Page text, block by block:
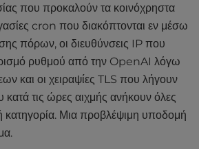
που προκαλούν τα κοινόχρηστα
cron που διακόπτονται εν μέσω
πόρων, οι διευθύνσεις IP που
ρυθμού από την OpenAI λόγω
και οι χειραψίες TLS που λήγουν
κατά τις ώρες αιχμής ανήκουν όλες
κατηγορία. Μια προβλέψιμη υποδομή